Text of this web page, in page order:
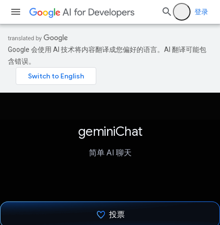
登录
Google 会使用 AI 技术将内容翻译成您偏好的语言。AI 翻译可能包
含错误。
geminiChat
简单 AI 聊天
投票